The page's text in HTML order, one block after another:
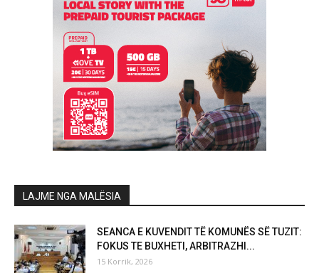
LAJME NGA MALËSIA
SEANCA E KUVENDIT TË KOMUNËS SË TUZIT:
FOKUS TE BUXHETI, ARBITRAZHI...
15 Korrik, 2026